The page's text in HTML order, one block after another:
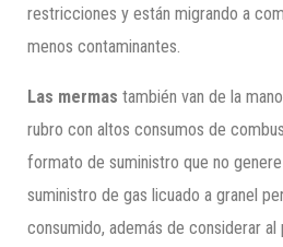
restricciones y están migrando a
menos contaminantes.
Las mermas también van de la
rubro con altos consumos de
formato de suministro que no
suministro de gas licuado a granel
consumido, además de considerar